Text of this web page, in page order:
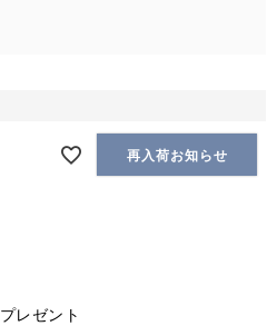
再入荷お知らせ
プレゼント